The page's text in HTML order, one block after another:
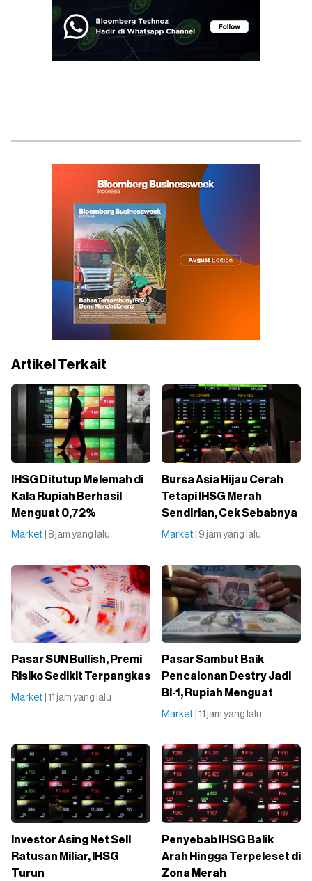
Artikel Terkait
IHSG Ditutup Melemah di
Kala Rupiah Berhasil
Menguat 0,72%
Market | 8 jam yang lalu
Bursa Asia Hijau Cerah
Tetapi IHSG Merah
Sendirian, Cek Sebabnya
Market | 9 jam yang lalu
Pasar SUN Bullish, Premi
Risiko Sedikit Terpangkas
Market | 11 jam yang lalu
Pasar Sambut Baik
Pencalonan Destry Jadi
BI-1, Rupiah Menguat
Market | 11 jam yang lalu
Investor Asing Net Sell
Ratusan Miliar, IHSG
Turun
Penyebab IHSG Balik
Arah Hingga Terpeleset di
Zona Merah